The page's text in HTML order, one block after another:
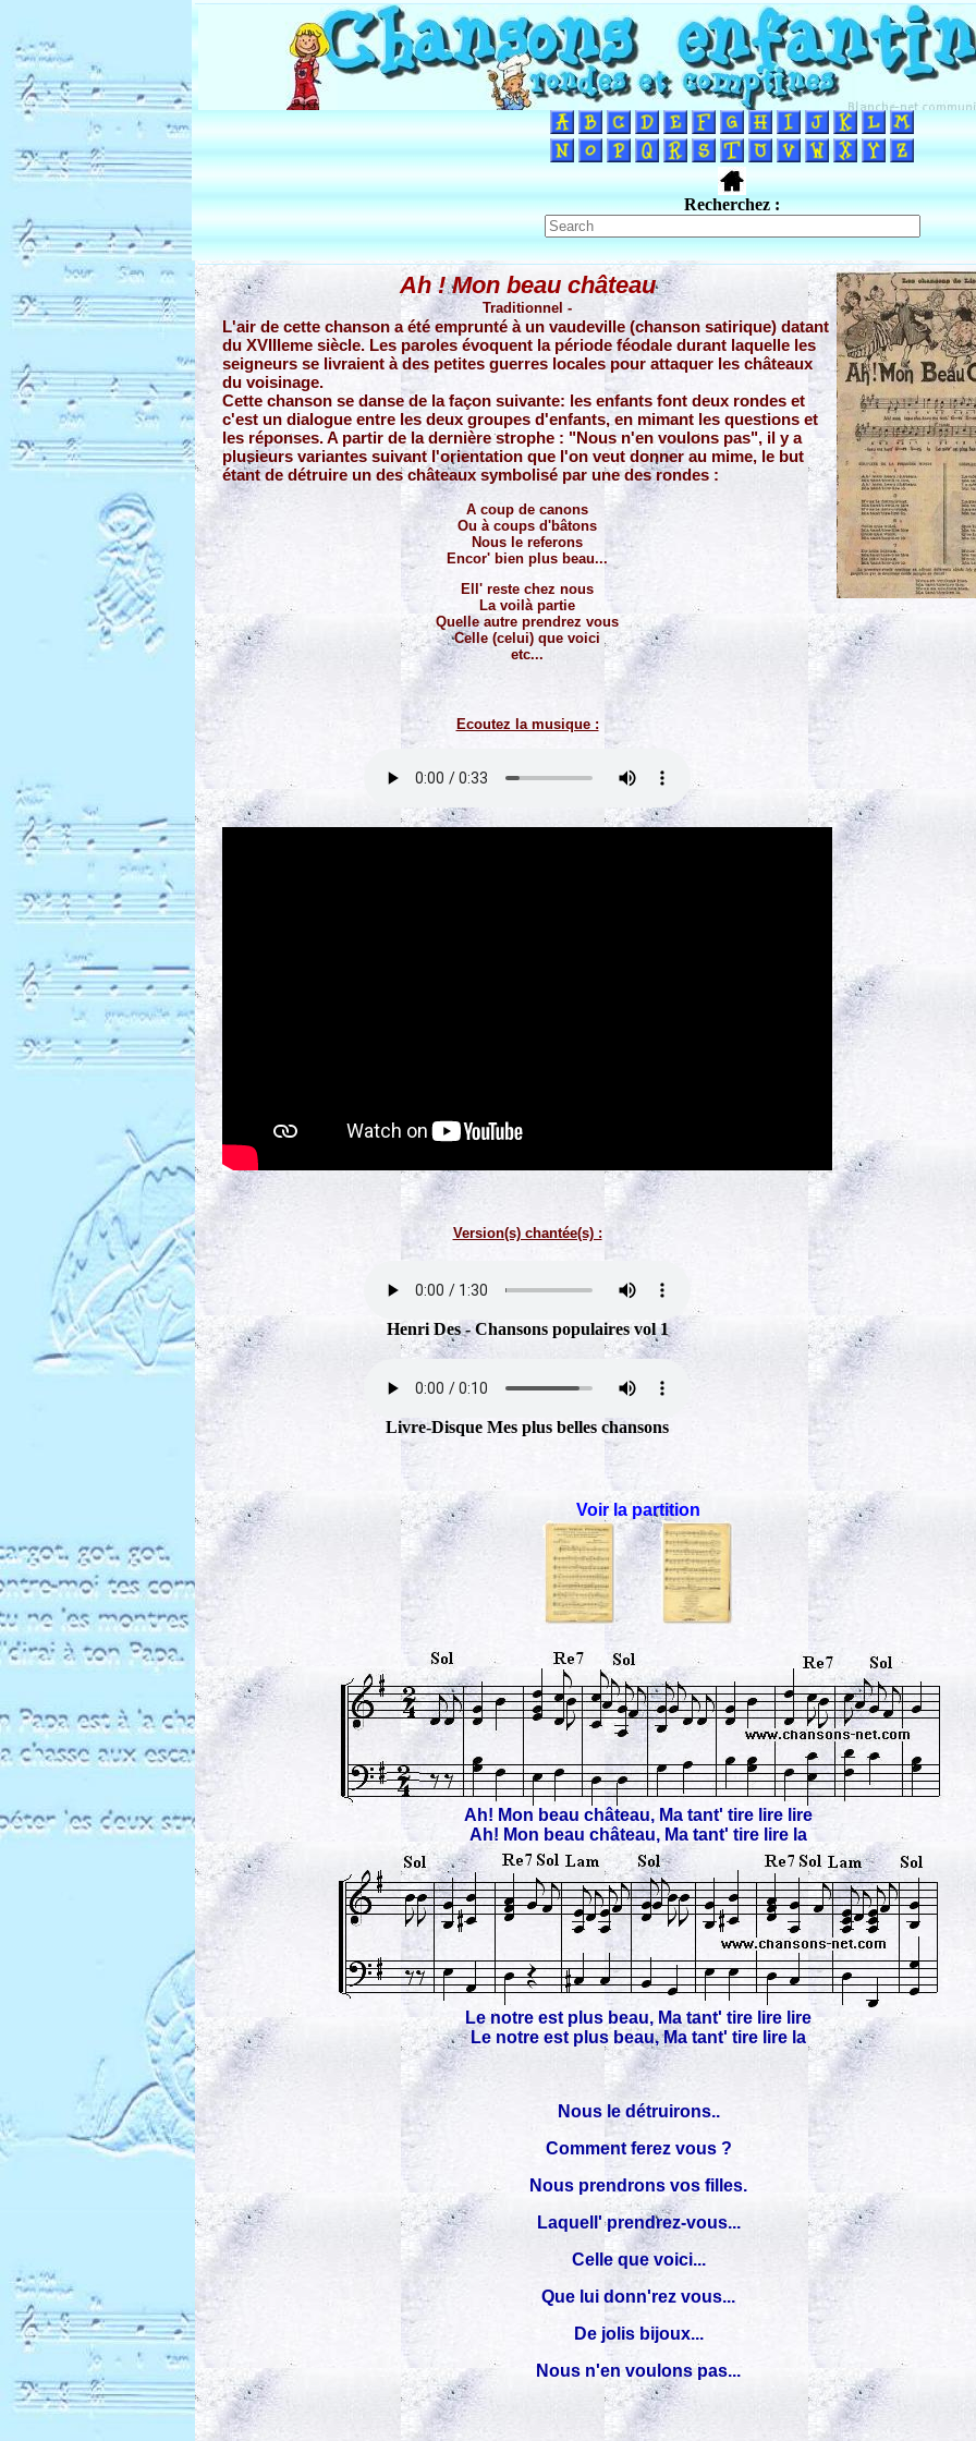
Recherchez :
Ah ! Mon beau château
Traditionnel -
L'air de cette chanson a été emprunté à un vaudeville (chanson satirique) datant
du XVIIIeme siècle. Les paroles évoquent la période féodale durant laquelle les
seigneurs se livraient à des petites guerres locales pour attaquer les châteaux
du voisinage.
Cette chanson se danse de la façon suivante: les enfants font deux rondes et
c'est un dialogue entre les deux groupes d'enfants, en mimant les questions et
les réponses. A partir de la dernière strophe : "Nous n'en voulons pas", il y a
plusieurs variantes suivant l'orientation que l'on veut donner au mime, le but
étant de détruire un des châteaux symbolisé par une des rondes :
A coup de canons
Ou à coups d'bâtons
Nous le referons
Encor' bien plus beau...
Ell' reste chez nous
La voilà partie
Quelle autre prendrez vous
Celle (celui) que voici
etc...
Ecoutez la musique :
Version(s) chantée(s) :
Henri Des - Chansons populaires vol 1
Livre-Disque Mes plus belles chansons
Voir la partition
Ah! Mon beau château, Ma tant' tire lire lire
Ah! Mon beau château, Ma tant' tire lire la
Le notre est plus beau, Ma tant' tire lire lire
Le notre est plus beau, Ma tant' tire lire la
Nous le détruirons..
Comment ferez vous ?
Nous prendrons vos filles.
Laquell' prendrez-vous...
Celle que voici...
Que lui donn'rez vous...
De jolis bijoux...
Nous n'en voulons pas...